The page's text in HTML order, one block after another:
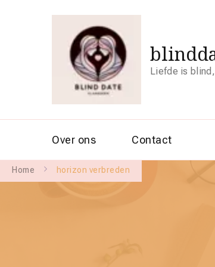
Liefde is
Over ons Contact
Home horizon verbreden